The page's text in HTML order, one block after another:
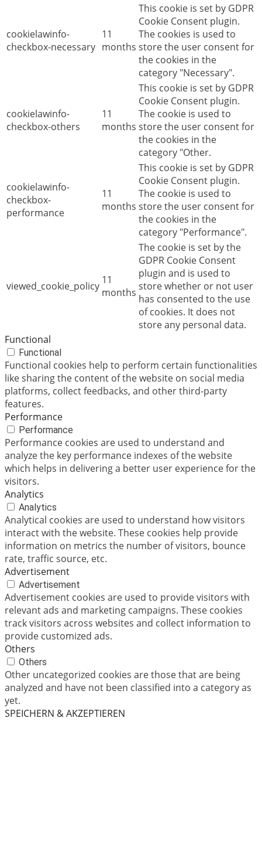
cookielawinfo-
checkbox-necessary
11
months
This cookie is set by GDPR
Cookie Consent plugin.
The cookies is used to
store the user consent for
the cookies in the
category "Necessary".
cookielawinfo-
checkbox-others
11
months
This cookie is set by GDPR
Cookie Consent plugin.
The cookie is used to
store the user consent for
the cookies in the
category "Other.
cookielawinfo-
checkbox-
performance
11
months
This cookie is set by GDPR
Cookie Consent plugin.
The cookie is used to
store the user consent for
the cookies in the
category "Performance".
viewed_cookie_policy 11
months
The cookie is set by the
GDPR Cookie Consent
plugin and is used to
store whether or not user
has consented to the use
of cookies. It does not
store any personal data.
Functional
Functional
Functional cookies help to perform certain functionalities
like sharing the content of the website on social media
platforms, collect feedbacks, and other third-party
features.
Performance
Performance
Performance cookies are used to understand and
analyze the key performance indexes of the website
which helps in delivering a better user experience for the
visitors.
Analytics
Analytics
Analytical cookies are used to understand how visitors
interact with the website. These cookies help provide
information on metrics the number of visitors, bounce
rate, traffic source, etc.
Advertisement
Advertisement
Advertisement cookies are used to provide visitors with
relevant ads and marketing campaigns. These cookies
track visitors across websites and collect information to
provide customized ads.
Others
Others
Other uncategorized cookies are those that are being
analyzed and have not been classified into a category as
yet.
SPEICHERN & AKZEPTIEREN